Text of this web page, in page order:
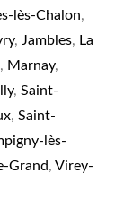
lès-Chalon,
, Jambles, La
, Marnay,
, Saint-
, Saint-
lès-
Grand, Virey-